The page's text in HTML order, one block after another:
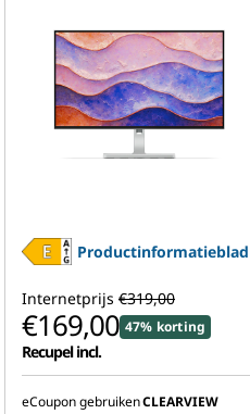
Productinformatieblad
Internetprijs €319,00
€169,00 47% korting
Recupel incl.
eCoupon gebruikenCLEARVIEW